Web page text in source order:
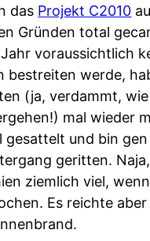
das Projekt C2010
Gründen total
voraussichtlich
bestreiten werde,
(ja, verdammt,
mal wieder
gesattelt und bin gen
geritten.
ziemlich viel,
Es reichte